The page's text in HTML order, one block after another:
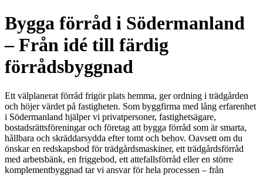
Bygga förråd i Södermanland
– Från idé till färdig
förrådsbyggnad
Ett välplanerat förråd frigör plats hemma, ger ordning i trädgården
och höjer värdet på fastigheten. Som byggfirma med lång erfarenhet
i Södermanland hjälper vi privatpersoner, fastighetsägare,
bostadsrättsföreningar och företag att bygga förråd som är smarta,
hållbara och skräddarsydda efter tomt och behov. Oavsett om du
önskar en redskapsbod för trädgårdsmaskiner, ett trädgårdsförråd
med arbetsbänk, en friggebod, ett attefallsförråd eller en större
komplementbyggnad tar vi ansvar för hela processen – från